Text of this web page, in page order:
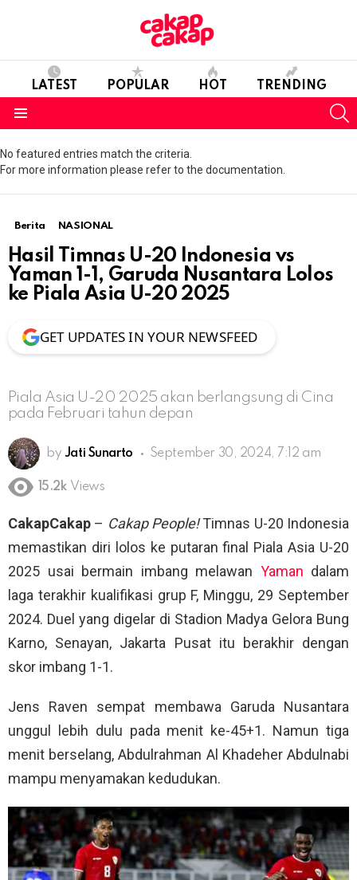
LATEST POPULAR HOT TRENDING
No featured entries match the criteria.
For more information please refer to the documentation.
Berita NASIONAL
Hasil Timnas U-20 Indonesia vs
Yaman 1-1, Garuda Nusantara Lolos
ke Piala Asia U-20 2025
GET UPDATES IN YOUR NEWSFEED
Piala Asia U-20 2025 akan berlangsung di Cina
pada Februari tahun depan
by Jati Sunarto September 30, 2024, 7:12 am
15.2k Views
CakapCakap – Cakap People!Timnas U-20 Indonesia
memastikan diri lolos ke putaran final Piala Asia U-20
2025 usai bermain imbang melawan Yaman dalam
laga terakhir kualifikasi grup F, Minggu, 29 September
2024. Duel yang digelar di Stadion Madya Gelora Bung
Karno, Senayan, Jakarta Pusat itu berakhir dengan
skor imbang 1-1.
Jens Raven sempat membawa Garuda Nusantara
unggul lebih dulu pada menit ke-45+1. Namun tiga
menit berselang, Abdulrahman Al Khadeher Abdulnabi
mampu menyamakan kedudukan.